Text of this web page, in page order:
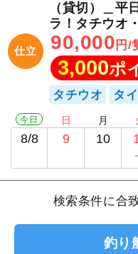
仕立
（貸切）＿
ラ！タチウオ
90,000 円/
3,000ポ
タチウオ タ
今日
8/8
日
9
月
10
検索条件に合
釣り